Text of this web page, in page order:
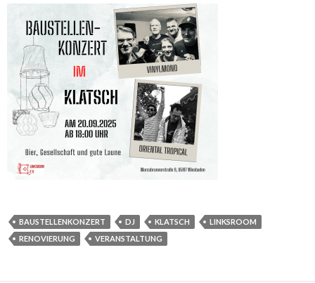
BAUSTELLENKONZERT DJ KLATSCH
LINKSROOM
RENOVIERUNG
VERANSTALTUNG